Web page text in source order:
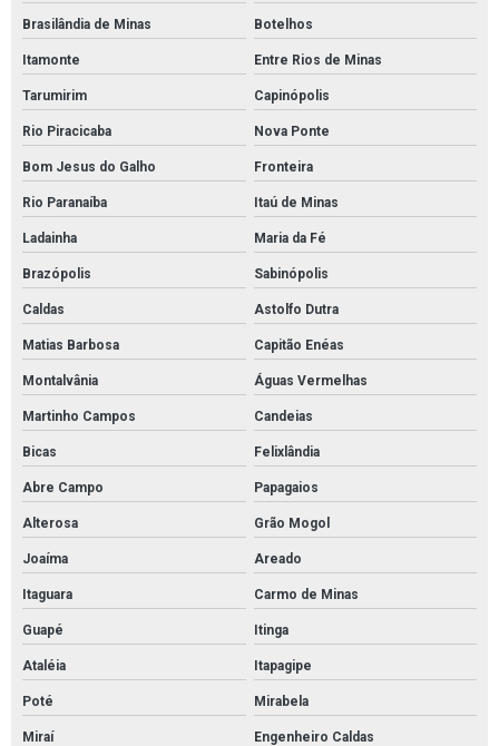
Brasilândia de Minas Botelhos
Itamonte Entre Rios de Minas
Tarumirim Capinópolis
Rio Piracicaba Nova Ponte
Bom Jesus do Galho Fronteira
Rio Paranaíba Itaú de Minas
Ladainha Maria da Fé
Brazópolis Sabinópolis
Caldas Astolfo Dutra
Matias Barbosa Capitão Enéas
Montalvânia Águas Vermelhas
Martinho Campos Candeias
Bicas Felixlândia
Abre Campo Papagaios
Alterosa Grão Mogol
Joaíma Areado
Itaguara Carmo de Minas
Guapé Itinga
Ataléia Itapagipe
Poté Mirabela
Miraí Engenheiro Caldas